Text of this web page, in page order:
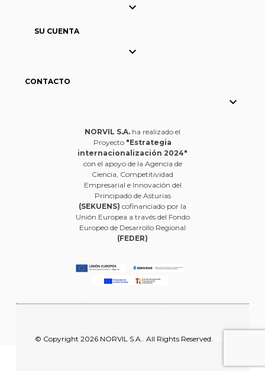

SU CUENTA

CONTACTO

NORVIL S.A. ha realizado el
Proyecto "Estrategia
internacionalización 2024"
con el apoyo de la Agencia de
Ciencia, Competitividad
Empresarial e Innovación del
Principado de Asturias
(SEKUENS) cofinanciado por la
Unión Europea a través del Fondo
Europeo de Desarrollo Regional
(FEDER)
© Copyright 2026 NORVIL S.A.. All Rights Reserved.